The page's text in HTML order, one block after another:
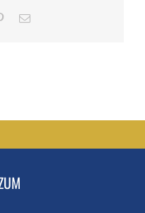
PinterestEmail